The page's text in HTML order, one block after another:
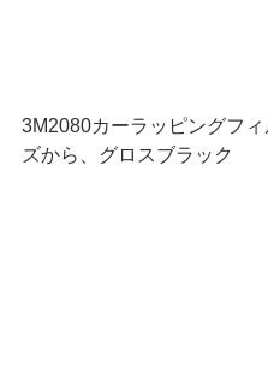
3M2080カーラッピングフ
ズから、グロスブラック